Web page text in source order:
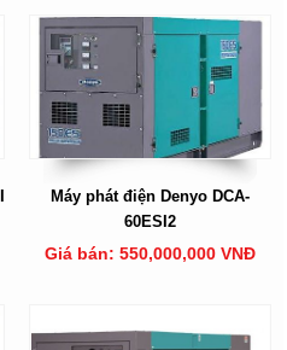
Máy phát điện Denyo DCA-
60ESI2
Giá bán: 550,000,000 VNĐ